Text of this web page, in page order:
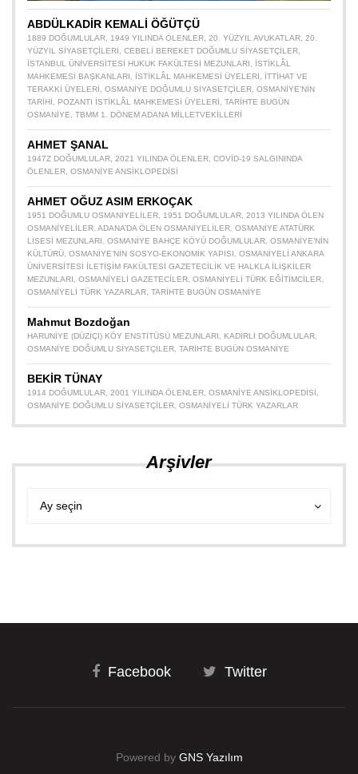
ABDÜLKADİR KEMALİ ÖĞÜTÇÜ
1889 DOĞUMLULAR 1949 YILINDA ÖLENLER 20. YÜZYIL AVUKATLAR 20.
YÜZYIL SIYASETÇILERI
CEBELI BEREKET DOĞUMLU SIYASETÇILER
İSTANBUL ÜNIVERSITESI HUKUK FAKÜLTESI MEZUNLARI
İSTIKLÂL
MAHKEMESI BAŞKANLARI
İSTIKLÂL MAHKEMESI ÜYELERI
İTTIHAT VE
TERAKKI ÜYELERI
OSMANIYE DOĞUMLU SIYASETÇILER OSMANIYE’NIN
TARIHI
POZANTI İSTIKLÂL MAHKEMESI ÜYELERI
TARIHTE BUGÜN
OSMANIYE
TBMM 1. DÖNEM ADANA MILLETVEKILLERI
AHMET ŞANAL
1947Z DOĞUMLULAR 2021 YILINDA ÖLENLER COVID-19 SALGININDA
ÖLENLER OSMANIYE ANSIKLOPEDISI
AHMET OĞUZ ASIM ERKOÇAK
1951 DOĞUMLU OSMANIYELILER 1951 DOĞUMLULAR 2013 YILINDA ÖLEN
OSMANIYELILER ADANA’DA ÖLEN OSMANIYELILER OSMANIYE ATATÜRK
LISESI MEZUNLARI
OSMANIYE BAHÇE KÖYÜ DOĞUMLULAR OSMANIYE’NIN
KÜLTÜRÜ OSMANIYE’NIN SOSYO-EKONOMIK YAPISI
OSMANIYELI ANKARA
ÜNIVERSITESI İLETIŞIM FAKÜLTESI GAZETECILIK VE HALKLA İLIŞKILER
MEZUNLARI
OSMANIYELI GAZETECILER OSMANIYELI TÜRK EĞITIMCILER
OSMANIYELI TÜRK YAZARLAR TARIHTE BUGÜN OSMANIYE
Mahmut Bozdoğan
HARUNIYE (DÜZIÇI) KÖY ENSTITÜSÜ MEZUNLARI KADIRLI DOĞUMLULAR
OSMANIYE DOĞUMLU SIYASETÇILER TARIHTE BUGÜN OSMANIYE
BEKİR TÜNAY
1914 DOĞUMLULAR 2001 YILINDA ÖLENLER OSMANIYE ANSIKLOPEDISI
OSMANIYE DOĞUMLU SIYASETÇILER OSMANIYELI TÜRK YAZARLAR
Arşivler
Ay seçin
Facebook Twitter
Powered by GNS Yazılım